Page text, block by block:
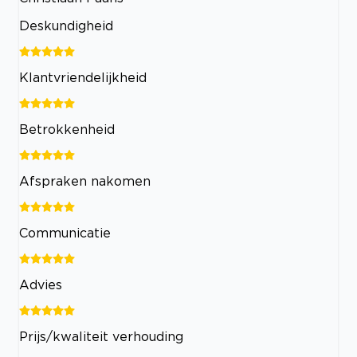
Deskundigheid
Klantvriendelijkheid
Betrokkenheid
Afspraken nakomen
Communicatie
Advies
Prijs/kwaliteit verhouding